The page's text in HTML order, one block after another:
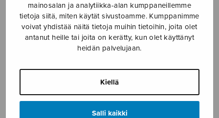
mainosalan ja analytiikka-alan kumppaneillemme
tietoja siitä, miten käytät sivustoamme. Kumppanimme
voivat yhdistää näitä tietoja muihin tietoihin, joita olet
antanut heille tai joita on kerätty, kun olet käyttänyt
heidän palvelujaan.
Kiellä
Salli kaikki
Presto isterico
Långbacka Ulf
5,25€Hintaluokka:
-
5,25€
Formaatti